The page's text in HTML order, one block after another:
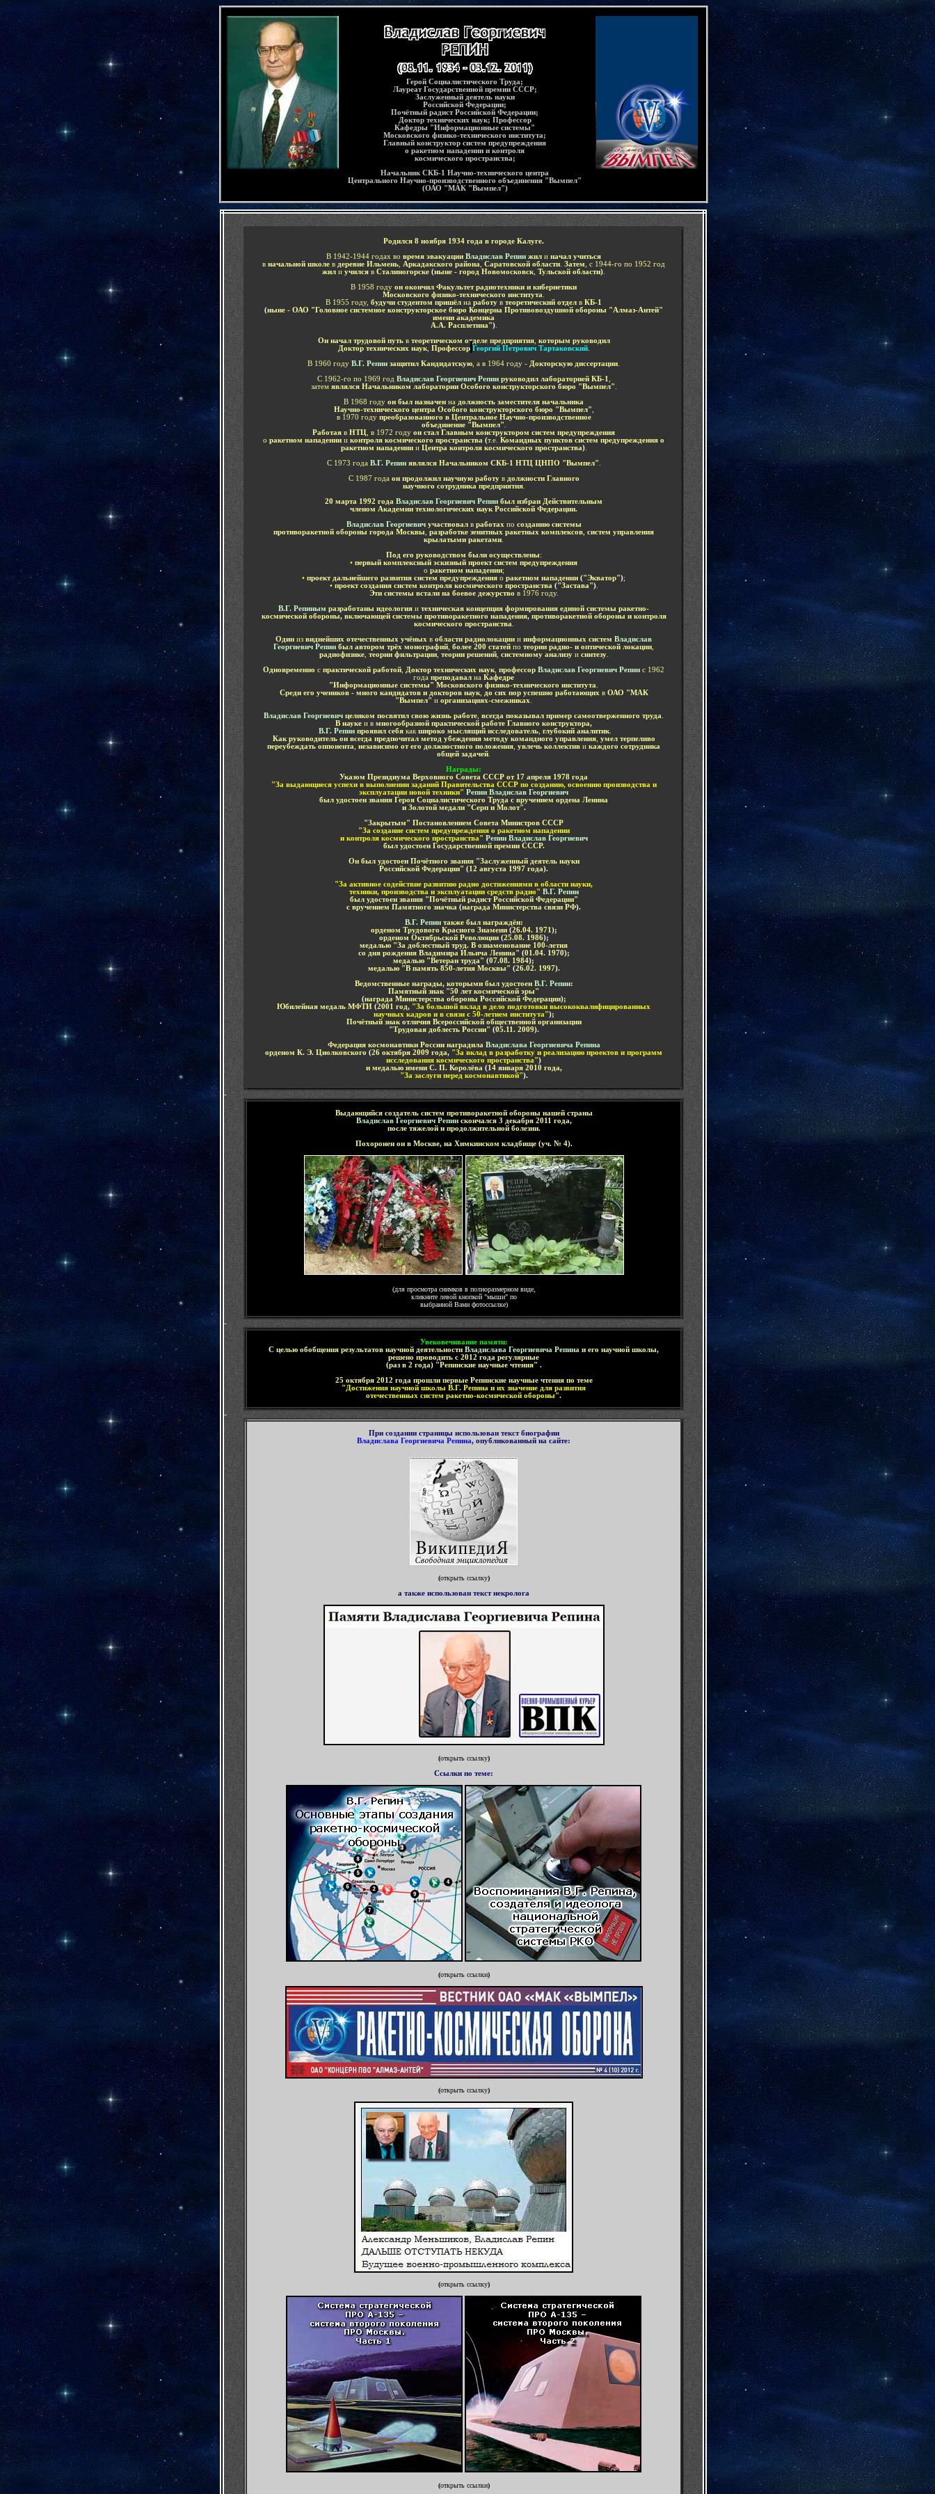
Герой Социалистического Труда;
Лауреат Государственной премии СССР;
Заслуженный деятель науки
Российской Федерации;
Почётный радист Российской Федерации;
Доктор технических наук; Профессор
Кафедры "Информационные системы"
Московского физико-технического института;
Главный конструктор систем предупреждения
о ракетном нападении и контроля
космического пространства;
Начальник СКБ-1 Научно-технического центра
Центрального Научно-производственного объединения "Вымпел"
(ОАО "МАК "Вымпел")
-
Родился 8 ноября 1934 года в городе Калуге.
В 1942-1944 годах во время эвакуации Владислав Репин жил и начал учиться
в начальной школе в деревне Ильмень Аркадакского района Саратовской области Затем , с 1944-го по 1952 год
жил и учился в Сталиногорске (ныне - город Новомосковск Тульской области)
В 1958 году он окончил Факультет радиотехники и кибернетики
Московского физико-технического института
В 1955 году, будучи студентом пришёл на работу в теоретический отдел в КБ-1
(ныне - ОАО "Головное системное конструкторское бюро Концерна Противовоздушной обороны "Алмаз-Антей"
имени академика
А.А. Расплетина").
Он начал трудовой путьв теоретическом отделе предприятия, которым руководил
Доктор технических наук, Профессор Георгий Петрович Тартаковский.
В 1960 году В.Г. Репин защитил Кандидатскую , а в 1964 году - Докторскую диссертации
С 1962-го по 1969 год Владислав Георгиевич Репин руководил лабораторией КБ-1
затем являлся Начальником лаборатории Особого конструкторского бюро "Вымпел"
В 1968 году он был назначен на должность заместителя начальника
Научно-технического центра Особого конструкторского бюро "Вымпел"
в 1970 году преобразованного в Центральное Научно-производственное
объединение "Вымпел"
Работая в НТЦ , в 1972 году он стал Главным конструктором систем предупреждения
о ракетном нападении и контроля космического пространства (т.е. Командных пунктов систем предупреждения о
ракетном нападениии Центра контроля космического пространства).
С 1973 года В.Г. Репинявлялся Начальником СКБ-1 НТЦ ЦНПО "Вымпел"
С 1987 года он продолжил научную работув должности Главного
научного сотрудника предприятия.
20 марта 1992 года Владислав Георгиевич Репин был избран Действительным
членом Академии технологических наук Российской Федерации.
Владислав Георгиевичучаствовалв работах по созданию системы
противоракетной обороны города Москвы разработке зенитных ракетных комплексов систем управления
крылатыми ракетами
Под его руководством были осуществлены:
• первый комплексный эскизный проект систем предупреждения
о ракетном нападении;
• проект дальнейшего развития систем предупреждения о ракетном нападении ("Экватор");
• проект создания систем контроля космического пространства ("Застава").
Эти системы встали на боевое дежурство в 1976 году.
В.Г. Репиным разработаны идеология и техническая концепция формирования единой системы ракетно-
космической обороны, включающей системы противоракетного нападения, противоракетной обороны и контроля
космического пространства
Один из виднейших отечественных учёных в области радиолокации и информационных систем Владислав
Георгиевич Репин был автором трёх монографий более 200 статей по теории радио- и оптической локации
радиофизике, теории фильтрации, теории решений, системному анализуи синтезу.
Одновременно с практической работой Доктор технических наук профессор Владислав Георгиевич Репин с 1962
года преподавал на Кафедре
"Информационные системы" Московского физико-технического института
Среди его учеников - много кандидатов и докторов наук, до сих пор успешно работающих в ОАО "МАК
"Вымпел" и организациях-смежниках
Владислав Георгиевич целиком посвятил свою жизнь работе всегда показывал пример самоотверженного труда
В науке и в многообразной практической работе Главного конструктора,
В.Г. Репин проявил себя как широко мыслящий исследователь, глубокий аналитик.
Как руководитель он всегда предпочитал метод убеждения методу командного управления, умел терпеливо
переубеждать оппонента
независимо от его должностного положения увлечь коллектив и каждого сотрудника
общей задачей
Награды:
Указом Президиума Верховного Совета СССР от 17 апреля 1978 года
"За выдающиеся успехи в выполнении заданий Правительства СССР по созданию, освоению производства и
эксплуатации новой техники" Репин Владислав Георгиевич
был удостоен звания Героя Социалистического Труда с вручением ордена Ленина
и Золотой медали "Серп и Молот".
"Закрытым" Постановлением Совета Министров СССР
"За создание систем предупреждения о ракетном нападении
и контроля космического пространства" Репин Владислав Георгиевич
был удостоен Государственной премии СССР.
Он был удостоен Почётного звания "Заслуженный деятель науки
Российской Федерации" (12 августа 1997 года).
"За активное содействие развитию радио достижениями в области науки,
техники, производства и эксплуатации средств радио" В.Г. Репин
был удостоен звания "Почётный радист Российской Федерации"
с вручением Памятного значка (награда Министерства связи РФ).
В.Г. Репин также был награждён:
орденом Трудового Красного Знамени (26.04. 1971 );
орденом Октябрьской Революции (25.08. 1986);
медалью "За доблестный труд. В ознаменование 100-летия
со дня рождения Владимира Ильича Ленина" (01.04. 1970);
медалью "Ветеран труда" (07.08. 1984);
медалью "В память 850-летия Москвы" (26.02. 1997).
Ведомственные награды, которыми был удостоен В.Г. Репин:
Памятный знак "50 лет космической эры"
(награда Министерства обороны Российской Федерации);
Юбилейная медаль МФТИ (2001 год, "За большой вклад в дело подготовки высококвалифицированных
научных кадров и в связи с 50-летием института");
Почётный знак отличия Всероссийской общественной организации
"Трудовая доблесть России" (05.11. 2009).
Федерация космонавтики России наградила Владислава Георгиевича Репина
орденом К. Э. Циолковского (26 октября 2009 года, "За вклад в разработку и реализацию проектов и программ
исследования космического пространства")
и медалью имени С. П. Королёва (14 января 2010 года,
"За заслуги перед космонавтикой").
-
Выдающийсясоздатель систем противоракетной обороны нашей страны
Владислав Георгиевич Репин скончался 3 декабря 2011 года,
после тяжелой и продолжительной болезни.
Похоронен он в Москве, на Химкинском кладбище (уч. № 4).
(для просмотра снимков в полноразмерном виде,
кликните левой кнопкой "мыши" по
выбранной Вами фотоссылке)
-
Увековечивание памяти:
С целью обобщения результатов научной деятельности Владислава Георгиевича Репина и его научной школы,
решено проводить с 2012 года регулярные
(раз в 2 года)"Репинские научные чтения" .
25 октября 2012 года прошли первые Репинские научные чтения по теме
"Достижения научной школы В.Г. Репина и их значение для развития
отечественных систем ракетно-космической обороны".
-
При создании страницы использован текст биографии
Владислава Георгиевича Репина, опубликованный на сайте:
(открыть ссылку)
а также использован текст некролога
(открыть ссылку)
Ссылки по теме:
(открыть ссылки)
(открыть ссылку)
(открыть ссылку)
(открыть ссылки)